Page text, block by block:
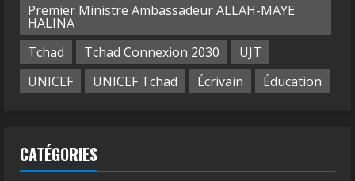
Premier Ministre Ambassadeur ALLAH-MAYE
HALINA
Tchad
Tchad Connexion 2030
UJT
UNICEF
UNICEF Tchad Écrivain Éducation
CATÉGORIES